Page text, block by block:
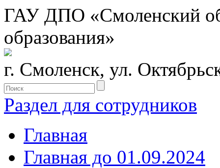
ГАУ ДПО «Смоленский
образования»
г. Смоленск, ул.
Раздел для сотрудников
Главная
Главная до 01.09.2024